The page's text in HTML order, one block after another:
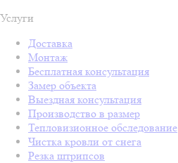
Услуги
Доставка
Монтаж
Бесплатная консультация
Замер объекта
Выездная консультация
Производство в размер
Тепловизионное обследование
Чистка кровли от снега
Резка штрипсов